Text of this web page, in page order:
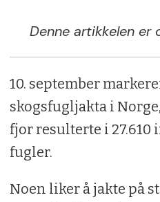
Denne artikkelen er
10. september
skogsfugljakta i
fjor resulterte i
fugler.
Noen liker å jakte på